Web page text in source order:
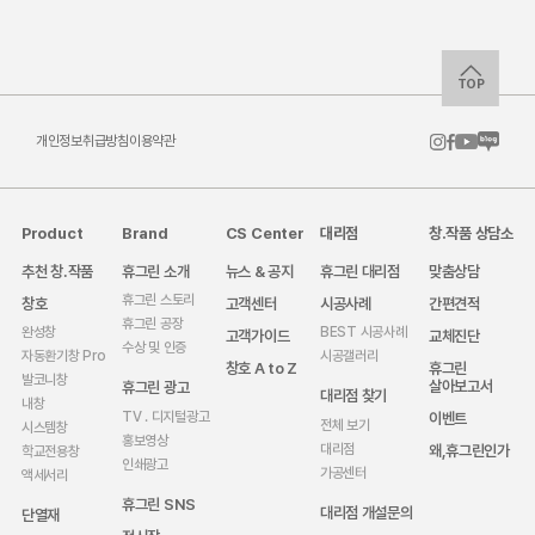
TOP
개인정보취급방침이용약관
Product
추천 창.작품
창호
완성창
자동환기창 Pro
발코니창
내창
시스템창
학교전용창
액세서리
단열재
Brand
휴그린 소개
휴그린 스토리
휴그린 공장
수상 및 인증
휴그린 광고
TV . 디지털광고
홍보영상
인쇄광고
휴그린 SNS
CS Center
뉴스 & 공지
고객센터
고객가이드
창호 A to Z
대리점
휴그린 대리점
시공사례
BEST 시공사례
시공갤러리
대리점 찾기
전체 보기
대리점
가공센터
대리점 개설문의
창.작품 상담소
맞춤상담
간편견적
교체진단
휴그린
살아보고서
이벤트
왜,휴그린인가